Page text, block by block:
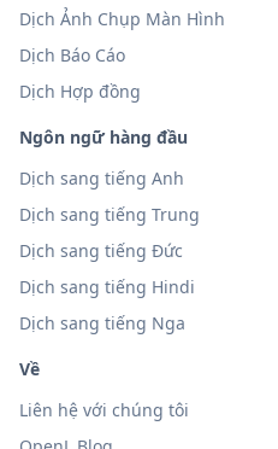
Dịch Ảnh Chụp Màn Hình
Dịch Báo Cáo
Dịch Hợp đồng
Ngôn ngữ hàng đầu
Dịch sang tiếng Anh
Dịch sang tiếng Trung
Dịch sang tiếng Đức
Dịch sang tiếng Hindi
Dịch sang tiếng Nga
Về
Liên hệ với chúng tôi